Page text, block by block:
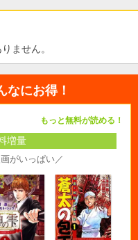
ません。
なにお得！
もっと無料が読める！
増量
がいっぱい／